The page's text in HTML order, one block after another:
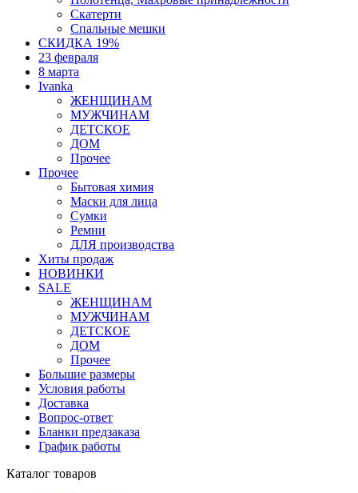
Скатерти
Спальные мешки
СКИДКА 19%
23 февраля
8 марта
Ivanka
ЖЕНЩИНАМ
МУЖЧИНАМ
ДЕТСКОЕ
ДОМ
Прочее
Прочее
Бытовая химия
Маски для лица
Сумки
Ремни
ДЛЯ производства
Хиты продаж
НОВИНКИ
SALE
ЖЕНЩИНАМ
МУЖЧИНАМ
ДЕТСКОЕ
ДОМ
Прочее
Большие размеры
Условия работы
Доставка
Вопрос-ответ
Бланки предзаказа
График работы
Каталог товаров